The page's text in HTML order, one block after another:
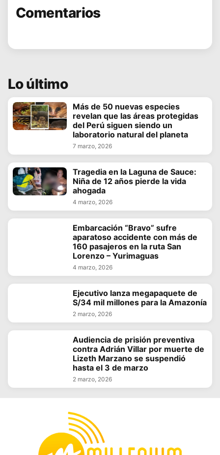
Comentarios
Lo último
Más de 50 nuevas especies
revelan que las áreas protegidas
del Perú siguen siendo un
laboratorio natural del planeta
7 marzo, 2026
Tragedia en la Laguna de Sauce:
Niña de 12 años pierde la vida
ahogada
4 marzo, 2026
Embarcación “Bravo” sufre
aparatoso accidente con más de
160 pasajeros en la ruta San
Lorenzo – Yurimaguas
4 marzo, 2026
Ejecutivo lanza megapaquete de
S/34 mil millones para la Amazonía
2 marzo, 2026
Audiencia de prisión preventiva
contra Adrián Villar por muerte de
Lizeth Marzano se suspendió
hasta el 3 de marzo
2 marzo, 2026